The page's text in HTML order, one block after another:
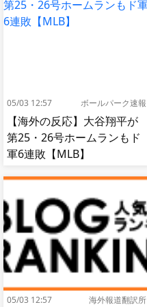
05/03 12:57 ボールパーク速報
【海外の反応】大谷翔平が
第25・26号ホームランもド
軍6連敗【MLB】
05/03 12:57 海外報道翻訳所